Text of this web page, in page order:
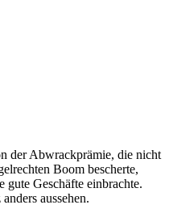
der Abwrackprämie, die nicht
Boom bescherte,
gute Geschäfte einbrachte.
aussehen.